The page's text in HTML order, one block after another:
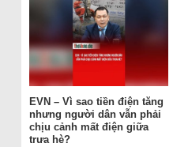
EVN – Vì sao tiền điện tăng
nhưng người dân vẫn phải
chịu cảnh mất điện giữa
trưa hè?